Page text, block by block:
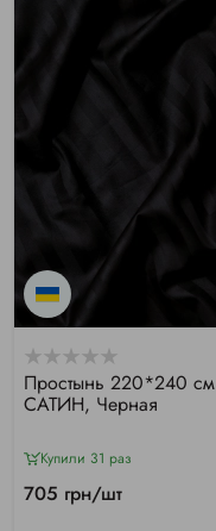
Простынь 220*240 см
САТИН, Черная
Купили 31 раз
705 грн/шт